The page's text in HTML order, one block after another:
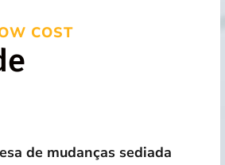
COST
de mudanças sediada